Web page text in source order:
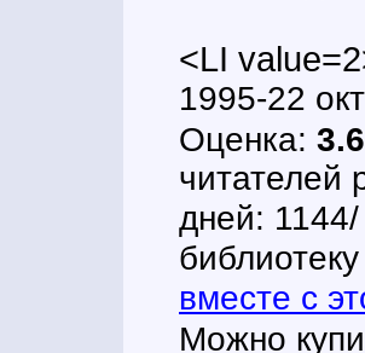
<LI
1995-22
Оценка: 3.6
читателей
дней:
вместе с
Можно